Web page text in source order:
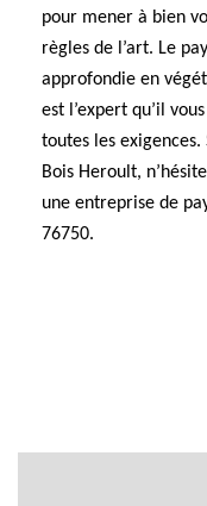
pour mener à bien
règles de l’art. Le
approfondie en
est l’expert qu’il
toutes les exigences.
Bois Heroult,
une entreprise de
76750.